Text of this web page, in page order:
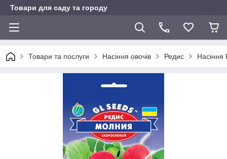
Товари для саду та городу
Товари та послуги Насіння овочів Редис Насіння